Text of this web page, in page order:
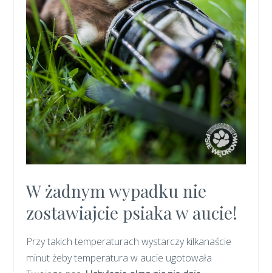
W żadnym wypadku nie
zostawiajcie psiaka w aucie!
Przy takich temperaturach wystarczy kilkanaście
minut żeby temperatura w aucie ugotowała